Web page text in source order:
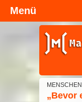
MENSCHEN
„Bevor
Menü